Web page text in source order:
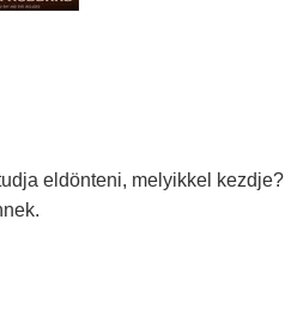
eldönteni, melyikkel kezdje?